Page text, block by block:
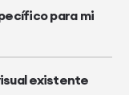
para mi
existente